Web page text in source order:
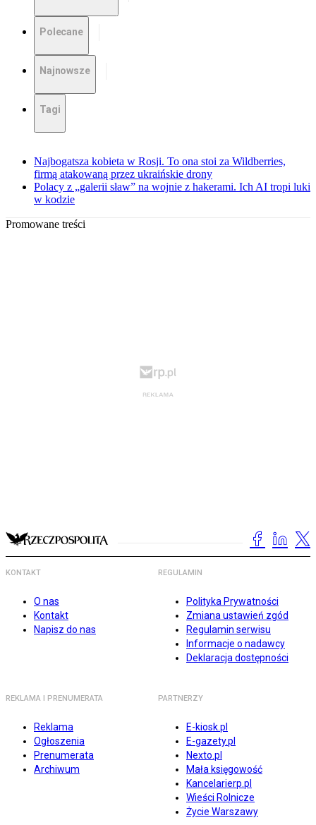
Polecane
Najnowsze
Tagi
Najbogatsza kobieta w Rosji. To ona stoi za Wildberries,
firmą atakowaną przez ukraińskie drony
Polacy z „galerii sław” na wojnie z hakerami. Ich AI tropi luki
w kodzie
Promowane treści
KONTAKT
O nas
Kontakt
Napisz do nas
REGULAMIN
Polityka Prywatności
Zmiana ustawień zgód
Regulamin serwisu
Informacje o nadawcy
Deklaracja dostępności
REKLAMA I PRENUMERATA
Reklama
Ogłoszenia
Prenumerata
Archiwum
PARTNERZY
E-kiosk.pl
E-gazety.pl
Nexto.pl
Mała księgowość
Kancelarierp.pl
Wieści Rolnicze
Życie Warszawy